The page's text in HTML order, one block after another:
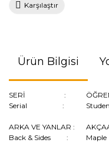
Karşılaştır
Ürün Bilgisi
SERİ :
Serial :
ARKA VE YANLAR :
Back & Sides :
Maple